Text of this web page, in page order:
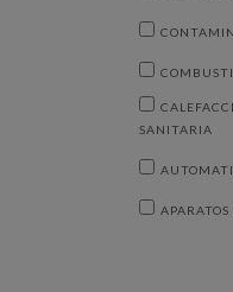
SANITARIA
APARATOS